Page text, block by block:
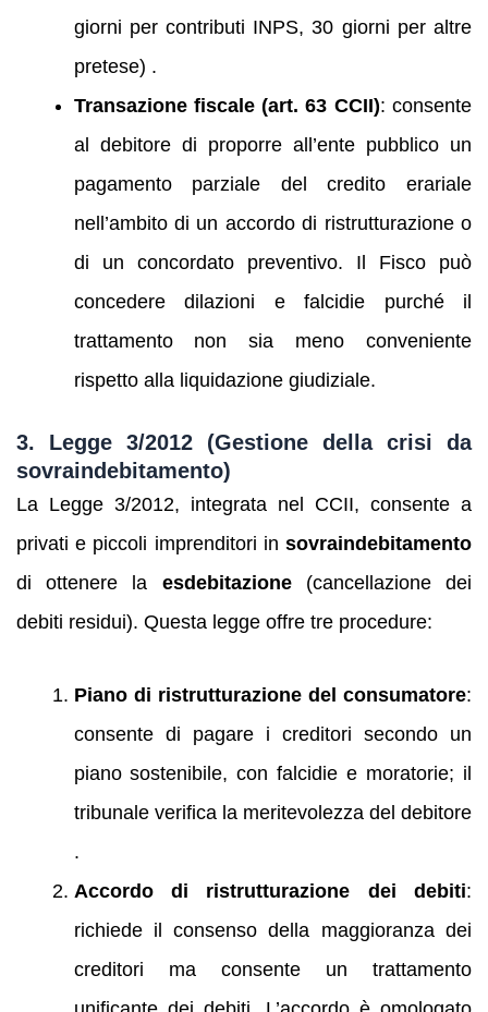
giorni per contributi INPS, 30 giorni per altre
pretese) .
Transazione fiscale (art. 63 CCII): consente
al debitore di proporre all’ente pubblico un
pagamento parziale del credito erariale
nell’ambito di un accordo di ristrutturazione o
di un concordato preventivo. Il Fisco può
concedere dilazioni e falcidie purché il
trattamento non sia meno conveniente
rispetto alla liquidazione giudiziale.
3. Legge 3/2012 (Gestione della crisi da
sovraindebitamento)
La Legge 3/2012, integrata nel CCII, consente a
privati e piccoli imprenditori in sovraindebitamento
di ottenere la esdebitazione(cancellazione dei
debiti residui). Questa legge offre tre procedure:
Piano di ristrutturazione del consumatore:
consente di pagare i creditori secondo un
piano sostenibile, con falcidie e moratorie; il
tribunale verifica la meritevolezza del debitore
.
Accordo di ristrutturazione dei debiti:
richiede il consenso della maggioranza dei
creditori ma consente un trattamento